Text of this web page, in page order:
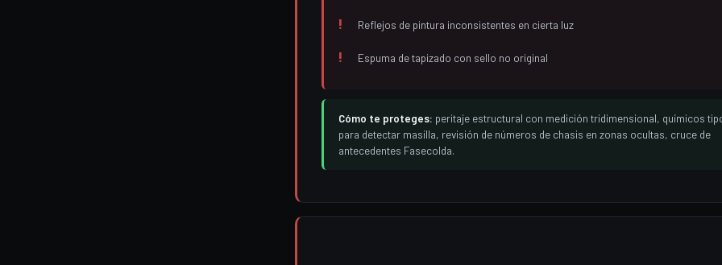
Reflejos de pintura inconsistentes en cierta luz
Espuma de tapizado con sello no original
Cómo te proteges: peritaje estructural con medición tridimensional, químicos
para detectar masilla, revisión de números de chasis en zonas ocultas, cruce de
antecedentes Fasecolda.